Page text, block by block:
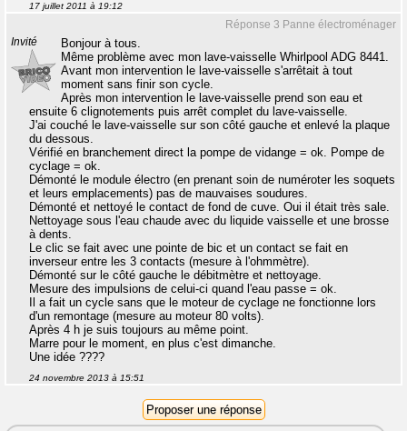
17 juillet 2011 à 19:12
Réponse 3 Panne électroménager
Invité
Bonjour à tous.
Même problème avec mon lave-vaisselle Whirlpool ADG 8441.
Avant mon intervention le lave-vaisselle s'arrêtait à tout
moment sans finir son cycle.
Après mon intervention le lave-vaisselle prend son eau et
ensuite 6 clignotements puis arrêt complet du lave-vaisselle.
J'ai couché le lave-vaisselle sur son côté gauche et enlevé la plaque
du dessous.
Vérifié en branchement direct la pompe de vidange = ok. Pompe de
cyclage = ok.
Démonté le module électro (en prenant soin de numéroter les soquets
et leurs emplacements) pas de mauvaises soudures.
Démonté et nettoyé le contact de fond de cuve. Oui il était très sale.
Nettoyage sous l'eau chaude avec du liquide vaisselle et une brosse
à dents.
Le clic se fait avec une pointe de bic et un contact se fait en
inverseur entre les 3 contacts (mesure à l'ohmmètre).
Démonté sur le côté gauche le débitmètre et nettoyage.
Mesure des impulsions de celui-ci quand l'eau passe = ok.
Il a fait un cycle sans que le moteur de cyclage ne fonctionne lors
d'un remontage (mesure au moteur 80 volts).
Après 4 h je suis toujours au même point.
Marre pour le moment, en plus c'est dimanche.
Une idée ????
24 novembre 2013 à 15:51